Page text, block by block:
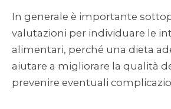
In generale è importante
valutazioni per individuare le
alimentari, perché una dieta
aiutare a migliorare la qualità
prevenire eventuali